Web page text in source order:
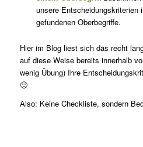
unsere Entscheidungskriterien
gefundenen Oberbegriffe.
Hier im Blog liest sich das recht
auf diese Weise bereits innerhalb
wenig Übung) Ihre
🙂
Also: Keine Checkliste, sondern